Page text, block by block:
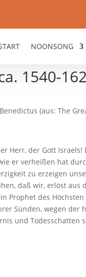
NOONSONG
1540-
(aus: The
Herr, der Gott
er verheißen hat
zu erzeigen
daß wir, erlöst
Prophet des
Sünden, wegen
und Todesschatten